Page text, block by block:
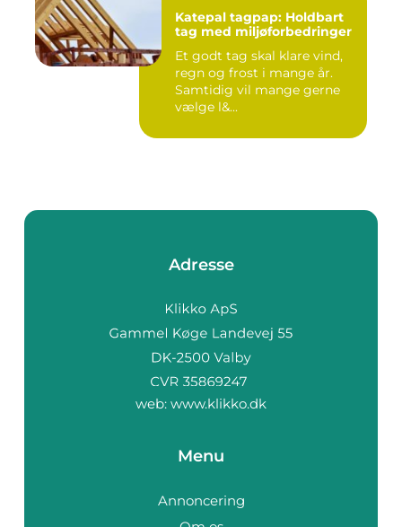
Katepal tagpap: Holdbart
tag med miljøforbedringer
Et godt tag skal klare vind,
regn og frost i mange år.
Samtidig vil mange gerne
vælge l&...
Adresse
web: www.klikko.dk
Menu
Annoncering